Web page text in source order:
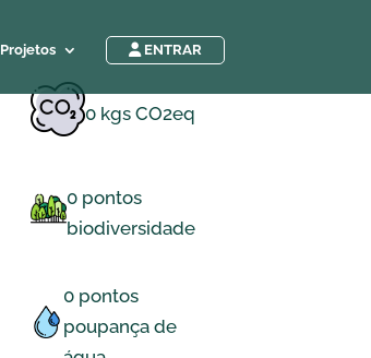
Projetos ENTRAR
0 kgs CO2eq
0 pontos
biodiversidade
0 pontos
poupança de